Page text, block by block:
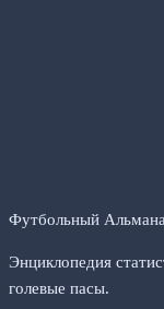
Футбольный
Энциклопедия
голевые пасы.